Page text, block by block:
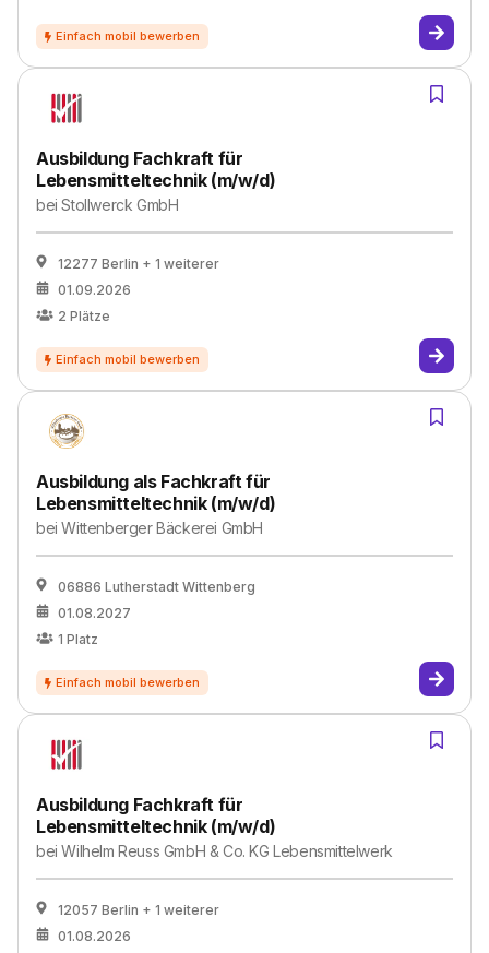
Ausbildung Fachkraft für
Lebensmitteltechnik (m/w/d)
beiStollwerck GmbH
12277 Berlin + 1 weiterer
01.09.2026
2 Plätze
Ausbildung als Fachkraft für
Lebensmitteltechnik (m/w/d)
beiWittenberger Bäckerei GmbH
06886 Lutherstadt Wittenberg
01.08.2027
1 Platz
Ausbildung Fachkraft für
Lebensmitteltechnik (m/w/d)
beiWilhelm Reuss GmbH & Co. KG Lebensmittelwerk
12057 Berlin + 1 weiterer
01.08.2026